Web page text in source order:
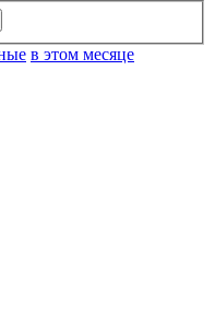
в этом месяце